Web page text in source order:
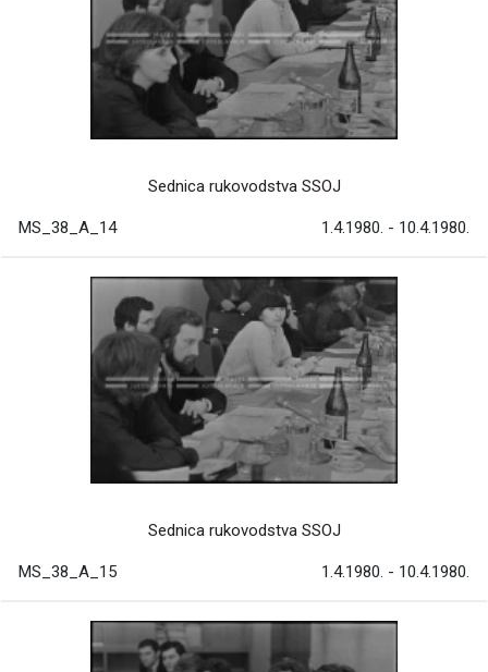
Sednica rukovodstva SSOJ
MS_38_A_14 1.4.1980. - 10.4.1980.
Sednica rukovodstva SSOJ
MS_38_A_15 1.4.1980. - 10.4.1980.